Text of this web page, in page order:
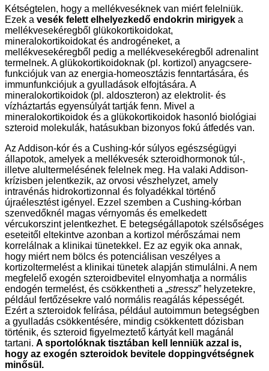
Kétségtelen, hogy a mellékveséknek van miért felelniük.
Ezek a vesék felett elhelyezkedő endokrin mirigyek a
mellékvesekéregből glükokortikoidokat,
mineralokortikoidokat és androgéneket, a
mellékvesekéregből pedig a mellékvesekéregből adrenalint
termelnek. A glükokortikoidoknak (pl. kortizol) anyagcsere-
funkciójuk van az energia-homeosztázis fenntartására, és
immunfunkciójuk a gyulladások elfojtására. A
mineralokortikoidok (pl. aldoszteron) az elektrolit- és
vízháztartás egyensúlyát tartják fenn. Mivel a
mineralokortikoidok és a glükokortikoidok hasonló biológiai
szteroid molekulák, hatásukban bizonyos fokú átfedés van.
Az Addison-kór és a Cushing-kór súlyos egészségügyi
állapotok, amelyek a mellékvesék szteroidhormonok túl-,
illetve alultermelésének felelnek meg. Ha valaki Addison-
krízisben jelentkezik, az orvosi vészhelyzet, amely
intravénás hidrokortizonnal és folyadékkal történő
újraélesztést igényel. Ezzel szemben a Cushing-kórban
szenvedőknél magas vérnyomás és emelkedett
vércukorszint jelentkezhet. E betegségállapotok szélsőséges
eseteitől eltekintve azonban a kortizol mérőszámai nem
korrelálnak a klinikai tünetekkel. Ez az egyik oka annak,
hogy miért nem bölcs és potenciálisan veszélyes a
kortizoltermelést a klinikai tünetek alapján stimulálni. A nem
megfelelő exogén szteroidbevitel elnyomhatja a normális
endogén termelést, és csökkentheti a „stressz” helyzetekre,
például fertőzésekre való normális reagálás képességét.
Ezért a szteroidok felírása, például autoimmun betegségben
a gyulladás csökkentésére, mindig csökkentett dózisban
történik, és szteroid figyelmeztető kártyát kell magánál
tartani. A sportolóknak tisztában kell lenniük azzal is,
hogy az exogén szteroidok bevitele doppingvétségnek
minősül.